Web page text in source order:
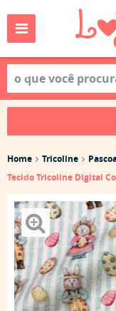
Home Tricoline
Tecido Tricoline Digital